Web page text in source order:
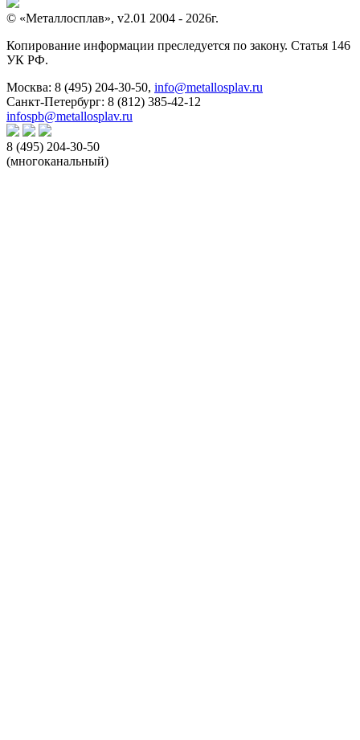
© «Металлосплав», v2.01 2004 - 2026г.
Копирование информации преследуется по закону. Статья 146
УК РФ.
Москва: 8 (495) 204-30-50, info@metallosplav.ru
Санкт-Петербург: 8 (812) 385-42-12
infospb@metallosplav.ru
8 (495) 204-30-50
(многоканальный)